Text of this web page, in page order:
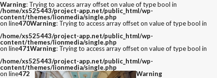
Warning: Trying to access array offset on value of type bool in
/home/xs525443/project-app.net/public_html/wp-
content/themes/lionmedia/single.php
on line470Warning: Trying to access array offset on value of type bool in
/home/xs525443/project-app.net/public_html/wp-
content/themes/lionmedia/single.php
on line471Warning: Trying to access array offset on value of type bool in
/home/xs525443/project-app.net/public_html/wp-
content/themes/lionmedia/single.php
on line472 Warning